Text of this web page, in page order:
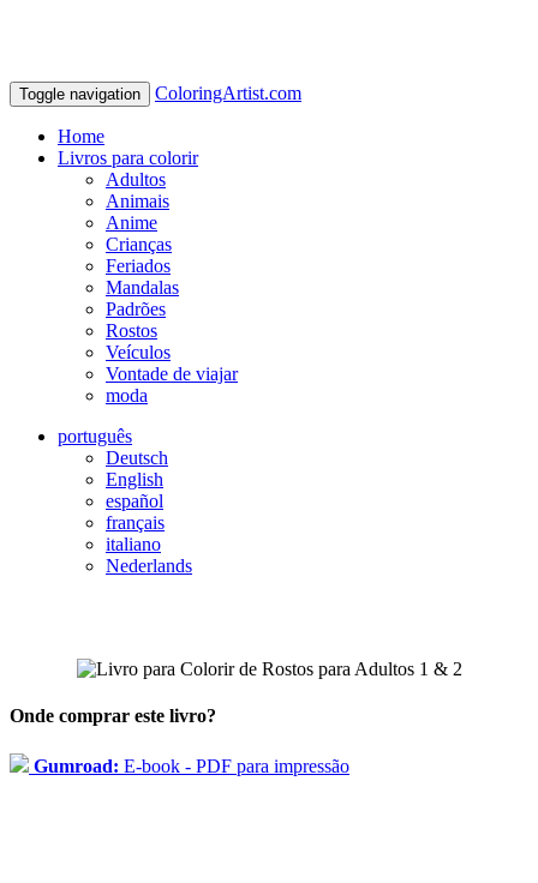
Toggle navigation ColoringArtist.com
Home
Livros para colorir
Adultos
Animais
Anime
Crianças
Feriados
Mandalas
Padrões
Rostos
Veículos
Vontade de viajar
moda
português
Deutsch
English
español
français
italiano
Nederlands
Onde comprar este livro?
Gumroad: E-book - PDF para impressão